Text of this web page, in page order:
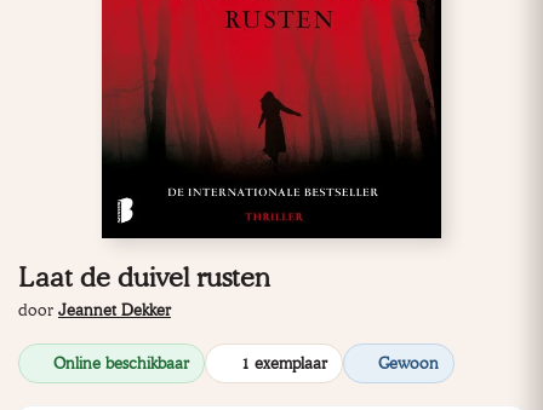
Laat de duivel rusten
door Jeannet Dekker
Online beschikbaar 1 exemplaar Gewoon